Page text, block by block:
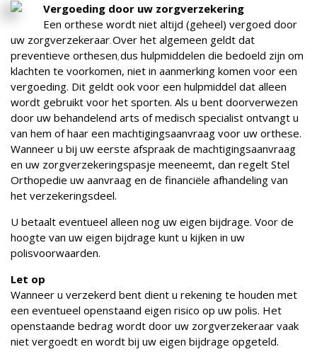
Vergoeding door uw zorgverzekering
Een orthese wordt niet altijd (geheel) vergoed door
uw zorgverzekeraar Over het algemeen geldt dat
preventieve orthesen dus hulpmiddelen die bedoeld zijn om
klachten te voorkomen, niet in aanmerking komen voor een
vergoeding. Dit geldt ook voor een hulpmiddel dat alleen
wordt gebruikt voor het sporten. Als u bent doorverwezen
door uw behandelend arts of medisch specialist ontvangt u
van hem of haar een machtigingsaanvraag voor uw orthese.
Wanneer u bij uw eerste afspraak de machtigingsaanvraag
en uw zorgverzekeringspasje meeneemt, dan regelt Stel
Orthopedie uw aanvraag en de financiële afhandeling van
het verzekeringsdeel.
U betaalt eventueel alleen nog uw eigen bijdrage. Voor de
hoogte van uw eigen bijdrage kunt u kijken in uw
polisvoorwaarden.
Let op
Wanneer u verzekerd bent dient u rekening te houden met
een eventueel openstaand eigen risico op uw polis. Het
openstaande bedrag wordt door uw zorgverzekeraar vaak
niet vergoedt en wordt bij uw eigen bijdrage opgeteld.